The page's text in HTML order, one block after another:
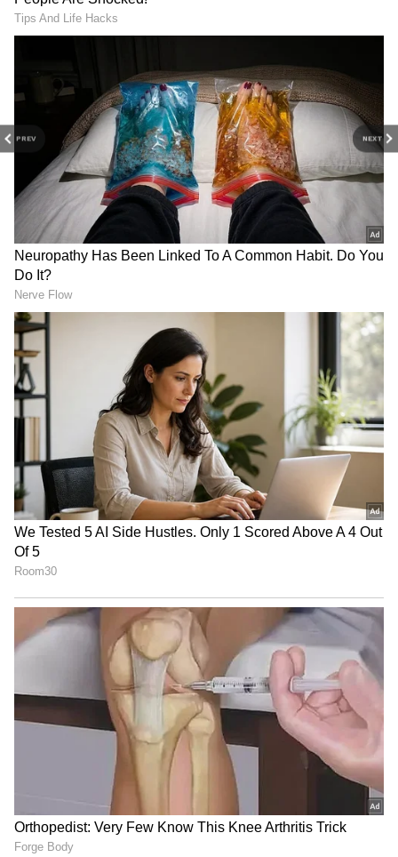
PREV NEXT
తగ్గించుకోవచ్చు.
Related Articles
Train: రైలు ఇంజన్ అద్దానికి ఇనుప జాలిని ఎందుకు
Youtube: 15 కోట్ల వ్యూస్‌తో యూట్యూబ్ షేక్‌.. తండ్రి
ప్రేమ‌ను ఇంత‌కంటే గొప్పగా వ‌ర్ణించగ‌ల‌మా
3
Image Credit :
ఆఫ్‌లైన్‌లో పాస్‌ ఎలా పొందాలి?
ఆన్‌లైన్‌లో దరఖాస్తు చేయడానికి ఇష్టపడని వారు నేరుగా
సంబంధిత టోల్ ప్లాజాకు వెళ్లి కూడా మంత్లీ పాస్
పొందవచ్చు. అక్కడ అవసరమైన వాహన వివరాలు
సమర్పించి, నిర్ణీత రుసుము చెల్లిస్తే పాస్ జారీ చేస్తారు. పాస్
ధర, ప్రయాణాల సంఖ్య, ఇతర నిబంధనలు టోల్ ప్లాజా
లేదా FASTag జారీ చేసిన బ్యాంకును బట్టి మారవచ్చు.